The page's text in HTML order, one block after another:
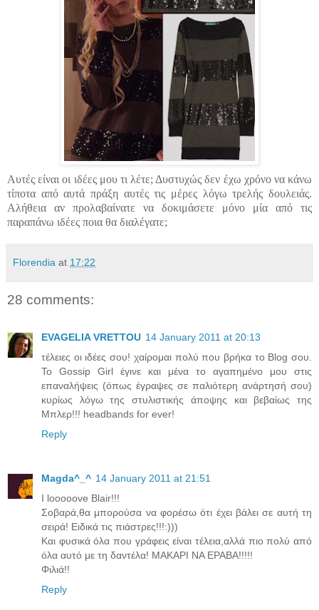
Αυτές είναι οι ιδέες μου τι λέτε; Δυστυχώς δεν έχω χρόνο να κάνω
τίποτα από αυτά πράξη αυτές τις μέρες λόγωτρελής δουλειάς.
Αλήθεια αν προλαβαίνατε να δοκιμάσετε μόνο μία από τις
παραπάνω ιδέες ποια θα διαλέγατε;
Florendia at 17:22
28 comments:
EVAGELIA VRETTOU 14 January 2011 at 20:13
τέλειες οι ιδέες σου! χαίρομαι πολύ που βρήκα το Blog σου.
Το Gossip Girl έγινε και μένα το αγαπημένο μου στις
επαναλήψεις (όπως έγραψες σε παλιότερη ανάρτησή σου)
κυρίως λόγω της στυλιστικής άποψης και βεβαίως της
Μπλερ!!! headbands for ever!
Reply
Magda^_^ 14 January 2011 at 21:51
I looooove Blair!!!
Σοβαρά,θα μπορούσα να φορέσω ότι έχει βάλει σε αυτή τη
σειρά! Ειδικά τις πιάστρες!!!:)))
Και φυσικά όλα που γράφεις είναι τέλεια,αλλά πιο πολύ από
όλα αυτό με τη δαντέλα! ΜΑΚΑΡΙ ΝΑ ΕΡΑΒΑ!!!!!
Φιλιά!!
Reply